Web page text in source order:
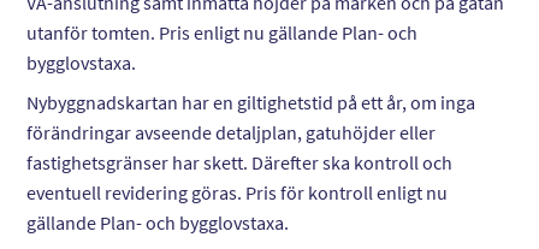
utanför tomten. Pris enligt nu gällande Plan- och
bygglovstaxa.
Nybyggnadskartan har en giltighetstid på ett år, om inga
förändringar avseende detaljplan, gatuhöjder eller
fastighetsgränser har skett. Därefter ska kontroll och
eventuell revidering göras. Pris för kontroll enligt nu
gällande Plan- och bygglovstaxa.